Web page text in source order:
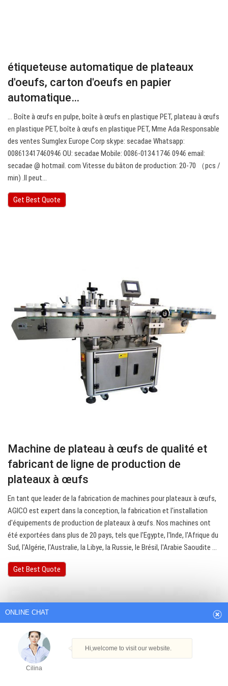
étiqueteuse automatique de plateaux
d'oeufs, carton d'oeufs en papier
automatique…
… Boîte à œufs en pulpe, boîte à œufs en plastique PET, plateau à œufs
en plastique PET, boîte à œufs en plastique PET, Mme Ada Responsable
des ventes Sumglex Europe Corp skype: secadae Whatsapp:
008613417460946 OU: secadae Mobile: 0086-0134 1746 0946 email:
secadae @ hotmail. com Vitesse du bâton de production: 20-70 （pcs /
min) .Il peut…
Get Best Quote
Machine de plateau à œufs de qualité et
fabricant de ligne de production de
plateaux à œufs
En tant que leader de la fabrication de machines pour plateaux à œufs,
AGICO est expert dans la conception, la fabrication et l'installation
d'équipements de production de plateaux à œufs. Nos machines ont
été exportées dans plus de 20 pays, tels que l'Egypte, l'Inde, l'Afrique du
Sud, l'Algérie, l'Australie, la Libye, la Russie, le Brésil, l'Arabie Saoudite ...
Get Best Quote
ONLINE CHAT
Cilina